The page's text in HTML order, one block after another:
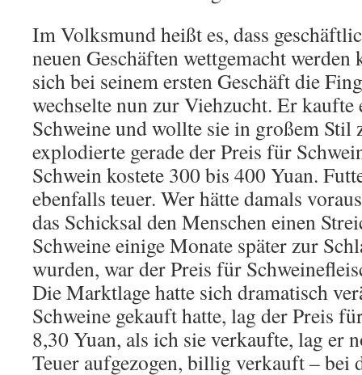
Im Volksmund heißt es, dass
neuen Geschäften wettgemacht werden
sich bei seinem ersten Geschäft die
wechselte nun zur Viehzucht. Er kaufte
Schweine und wollte sie in großem Stil
explodierte gerade der Preis für
Schwein kostete 300 bis 400 Yuan.
ebenfalls teuer. Wer hätte damals
das Schicksal den Menschen einen
Schweine einige Monate später zur
wurden, war der Preis für
Die Marktlage hatte sich dramatisch
Schweine gekauft hatte, lag der Preis
8,30 Yuan, als ich sie verkaufte, lag er
Teuer aufgezogen, billig verkauft – bei